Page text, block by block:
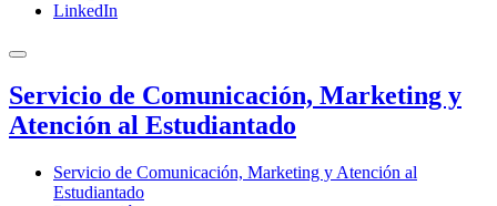
LinkedIn
Servicio de Comunicación, Marketing y
Atención al Estudiantado
Servicio de Comunicación, Marketing y Atención al
Estudiantado